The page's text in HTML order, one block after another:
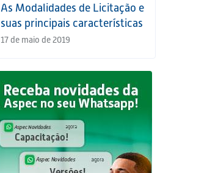
As Modalidades de Licitação e
suas principais características
17 de maio de 2019